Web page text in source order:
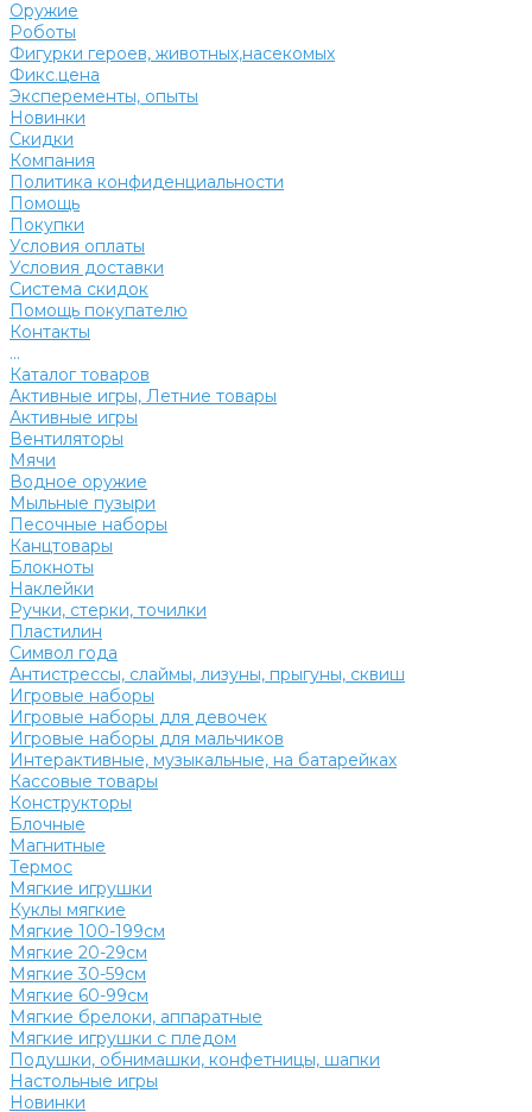
Оружие
Роботы
Фигурки героев, животных,насекомых
Фикс.цена
Эксперементы, опыты
Новинки
Скидки
Компания
Политика конфиденциальности
Помощь
Покупки
Условия оплаты
Условия доставки
Система скидок
Помощь покупателю
Контакты
...
Каталог товаров
Активные игры, Летние товары
Активные игры
Вентиляторы
Мячи
Водное оружие
Мыльные пузыри
Песочные наборы
Канцтовары
Блокноты
Наклейки
Ручки, стерки, точилки
Пластилин
Символ года
Антистрессы, слаймы, лизуны, прыгуны, сквиш
Игровые наборы
Игровые наборы для девочек
Игровые наборы для мальчиков
Интерактивные, музыкальные, на батарейках
Кассовые товары
Конструкторы
Блочные
Магнитные
Термос
Мягкие игрушки
Куклы мягкие
Мягкие 100-199см
Мягкие 20-29см
Мягкие 30-59см
Мягкие 60-99см
Мягкие брелоки, аппаратные
Мягкие игрушки с пледом
Подушки, обнимашки, конфетницы, шапки
Настольные игры
Новинки